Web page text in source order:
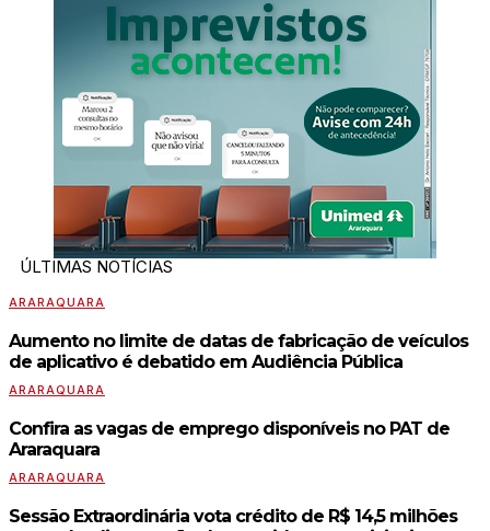
ÚLTIMAS NOTÍCIAS
ARARAQUARA
Aumento no limite de datas de fabricação de veículos
de aplicativo é debatido em Audiência Pública
ARARAQUARA
Confira as vagas de emprego disponíveis no PAT de
Araraquara
ARARAQUARA
Sessão Extraordinária vota crédito de R$ 14,5 milhões